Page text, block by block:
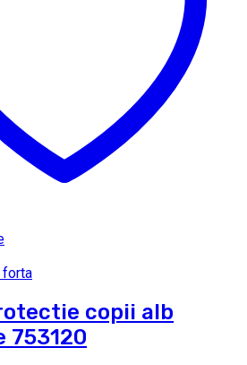
forta
copii alb
753120